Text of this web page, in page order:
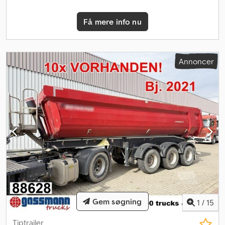
Få mere info nu
Annoncer
1 / 15
Tiptrailer
Gem søgning